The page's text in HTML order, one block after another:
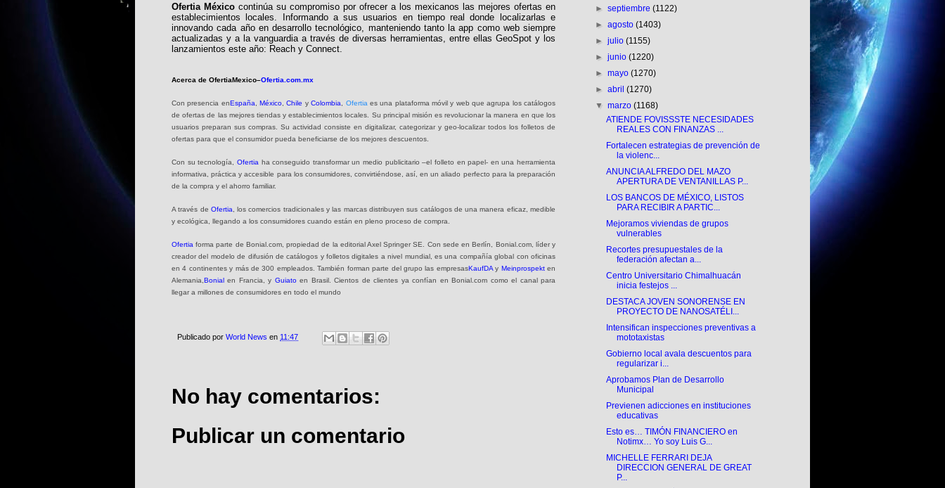
Ofertia México continúa su compromiso por ofrecer a los mexicanos las mejores ofertas en
establecimientos locales. Informando a sus usuarios en tiempo real donde localizarlas e
innovando cada año en desarrollo tecnológico, manteniendo tanto la app como web siempre
actualizadas y a la vanguardia a través de diversas herramientas, entre ellas GeoSpot y los
lanzamientos este año: Reach y Connect.
Acerca de OfertiaMexico–Ofertia.com.mx
Con presencia enEspaña, México, Chile yColombia, Ofertiaes una plataforma móvil y web que agrupa los catálogos
de ofertas de las mejores tiendas y establecimientos locales. Su principal misión es revolucionar la manera en que los
usuarios preparan sus compras. Su actividad consiste en digitalizar, categorizar y geo-localizar todos los folletos de
ofertas para que el consumidor pueda beneficiarse de los mejores descuentos.
Con su tecnología, Ofertiaha conseguido transformar un medio publicitario –el folleto en papel- en una herramienta
informativa, práctica y accesible para los consumidores, convirtiéndose, así, en un aliado perfecto para la preparación
de la compra y el ahorro familiar.
A través de Ofertia, los comercios tradicionales y las marcas distribuyen sus catálogos de una manera eficaz, medible
y ecológica, llegando a los consumidores cuando están en pleno proceso de compra.
Ofertia forma parte de Bonial.com, propiedad de la editorial Axel Springer SE. Con sede en Berlín, Bonial.com, líder y
creador del modelo de difusión de catálogos y folletos digitales a nivel mundial, es una compañía global con oficinas
en 4 continentes y más de 300 empleados. También forman parte del grupo las empresasKaufDAy Meinprospekten
Alemania,Bonial en Francia, y Guiatoen Brasil. Cientos de clientes ya confían en Bonial.com como el canal para
llegar a millones de consumidores en todo el mundo
Publicado por World News en 11:47
No hay comentarios:
Publicar un comentario
►septiembre(1122)
►agosto(1403)
►julio(1155)
►junio(1220)
►mayo(1270)
►abril(1270)
▼marzo(1168)
ATIENDE FOVISSSTE NECESIDADES
REALES CON FINANZAS ...
Fortalecen estrategias de prevención de
la violenc...
ANUNCIA ALFREDO DEL MAZO
APERTURA DE VENTANILLAS P...
LOS BANCOS DE MÉXICO, LISTOS
PARA RECIBIR A PARTIC...
Mejoramos viviendas de grupos
vulnerables
Recortes presupuestales de la
federación afectan a...
Centro Universitario Chimalhuacán
inicia festejos ...
DESTACA JOVEN SONORENSE EN
PROYECTO DE NANOSATÉLI...
Intensifican inspecciones preventivas a
mototaxistas
Gobierno local avala descuentos para
regularizar i...
Aprobamos Plan de Desarrollo
Municipal
Previenen adicciones en instituciones
educativas
Esto es… TIMÓN FINANCIERO en
Notimx… Yo soy Luis G...
MICHELLE FERRARI DEJA
DIRECCION GENERAL DE GREAT
P...